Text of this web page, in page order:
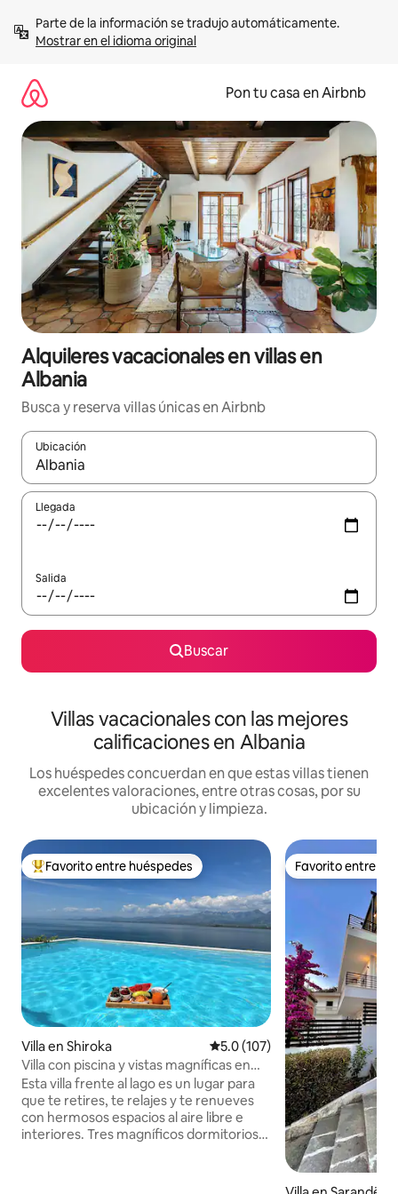
contenidoMostrar en el idioma original
Pon tu casa en Airbnb
Alquileres vacacionales en villas en
Albania
Busca y reserva villas únicas en Airbnb
Ubicación
Cuando los resultados estén disponibles, navega con las
Llegada
Salida
Buscar
Villas vacacionales con las mejores
calificaciones en Albania
Los huéspedes concuerdan en que estas villas tienen
excelentes valoraciones, entre otras cosas, por su
ubicación y limpieza.
Favorito entre huéspedes preferido
Favorito entre huéspedes
Villa en Shiroka Calificación promedio: 5.0 de
5.0 (107)
Villa con piscina y vistas magníficas en
Lake Breeze
Esta villa frente al lago es un lugar para
que te retires, te relajes y te renueves
con hermosos espacios al aire libre e
interiores. Tres magníficos dormitorios
Favorito entre
Favorito entre